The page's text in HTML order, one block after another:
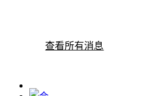
查看所有消息